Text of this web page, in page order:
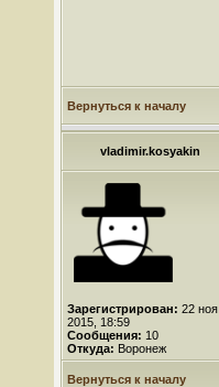
Вернуться к началу
vladimir.kosyakin
Зарегистрирован: 22 ноя
2015, 18:59
Сообщения: 10
Откуда: Воронеж
Вернуться к началу